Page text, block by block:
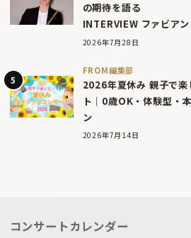
の期待を語る
INTERVIEW ファビア
2026年7月28日
FROM編集部
2026年夏休み 親子で
ト｜0歳OK・体験型・
ン
2026年7月14日
コンサートカレンダー